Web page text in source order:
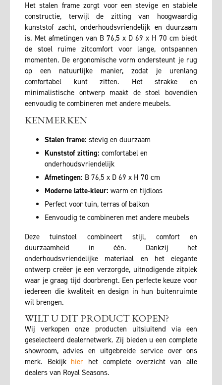
Het stalen frame zorgt voor een stevige en stabiele
constructie, terwijl de zitting van hoogwaardig
kunststof zacht, onderhoudsvriendelijk en duurzaam
is. Met afmetingen van B 76,5 x D 69 x H 70 cm biedt
de stoel ruime zitcomfort voor lange, ontspannen
momenten. De ergonomische vorm ondersteunt je rug
op een natuurlijke manier, zodat je urenlang
comfortabel kunt zitten. Het strakke en
minimalistische ontwerp maakt de stoel bovendien
eenvoudig te combineren met andere meubels.
KENMERKEN
Stalen frame: stevig en duurzaam
Kunststof zitting: comfortabel en
onderhoudsvriendelijk
Afmetingen: B 76,5 x D 69 x H 70 cm
Moderne latte-kleur: warm en tijdloos
Perfect voor tuin, terras of balkon
Eenvoudig te combineren met andere meubels
Deze tuinstoel combineert stijl, comfort en
duurzaamheid in één. Dankzij het
onderhoudsvriendelijke materiaal en het elegante
ontwerp creëer je een verzorgde, uitnodigende zitplek
waar je graag tijd doorbrengt. Een perfecte keuze voor
iedereen die kwaliteit en design in hun buitenruimte
wil brengen.
WILT U DIT PRODUCT KOPEN?
Wij verkopen onze producten uitsluitend via een
geselecteerd dealernetwerk. Zij bieden u een complete
showroom, advies en uitgebreide service over ons
merk. Bekijk hier het complete overzicht van alle
dealers van Royal Seasons.